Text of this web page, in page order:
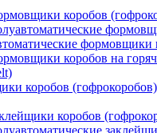
коробов
формовщики
коробов на
коробов (гофрокоробов)
коробов